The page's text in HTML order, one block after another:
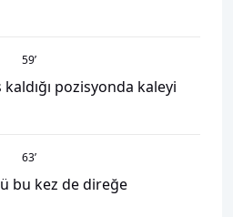
59’
pozisyonda kaleyi
63’
bu kez de direğe